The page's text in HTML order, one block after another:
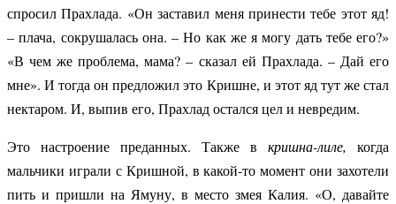
спросил Прахлада. «Он заставил меня принести тебе этот яд!
– плача, сокрушалась она. – Но как же я могу дать тебе его?»
«В чем же проблема, мама? – сказал ей Прахлада. – Дай его
мне». И тогда он предложил это Кришне, и этот яд тут же стал
нектаром. И, выпив его, Прахлад остался цел и невредим.
Это настроение преданных. Также в кришна-лиле, когда
мальчики играли с Кришной, в какой-то момент они захотели
пить и пришли на Ямуну, в место змея Калия. «О, давайте